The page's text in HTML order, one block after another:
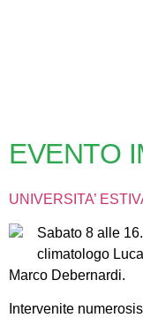
EVENTO
UNIVERSITA’
Sabato 8 alle
climatologo
Marco Debernardi.
Intervenite